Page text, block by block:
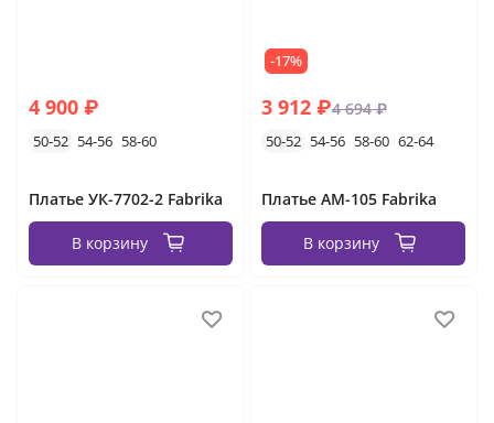
4 900 ₽
50-52 54-56 58-60
Платье УК-7702-2 Fabrika
В корзину
-17%
3 912 ₽4 694 ₽
50-52 54-56 58-60 62-64
Платье АМ-105 Fabrika
В корзину